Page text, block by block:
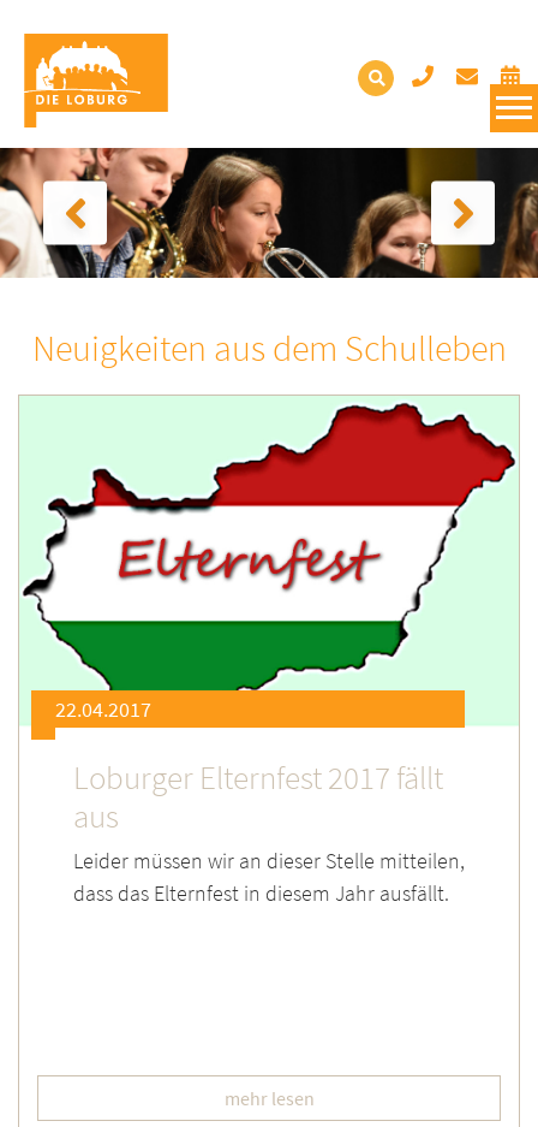
Neuigkeiten aus dem Schulleben
22.04.2017
Loburger Elternfest 2017 fällt
aus
Leider müssen wir an dieser Stelle mitteilen,
dass das Elternfest in diesem Jahr ausfällt.
mehr lesen